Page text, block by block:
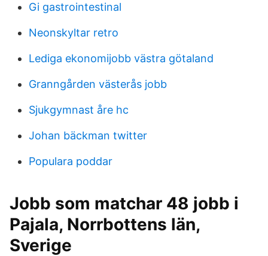
Gi gastrointestinal
Neonskyltar retro
Lediga ekonomijobb västra götaland
Granngården västerås jobb
Sjukgymnast åre hc
Johan bäckman twitter
Populara poddar
Jobb som matchar 48 jobb i
Pajala, Norrbottens län,
Sverige